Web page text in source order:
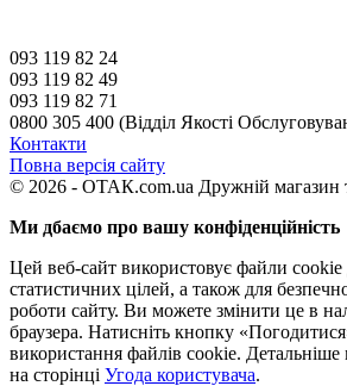
093 119 82 24
093 119 82 49
093 119 82 71
0800 305 400 (Відділ Якості
Контакти
Повна версія сайту
© 2026 - ОТАК.com.ua Дружній магазин
Ми дбаємо про вашу конфіденційність
Цей веб-сайт використовує файли cookie
статистичних цілей, а також для
роботи сайту. Ви можете змінити це в
браузера. Натисніть кнопку
використання файлів cookie.
на сторінці Угода користувача.